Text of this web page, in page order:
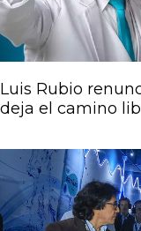
Luis Rubio
deja el camino